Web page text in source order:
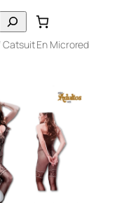
En Microred